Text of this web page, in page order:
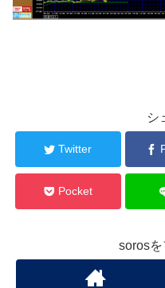
シ
Twitter
Pocket
soros